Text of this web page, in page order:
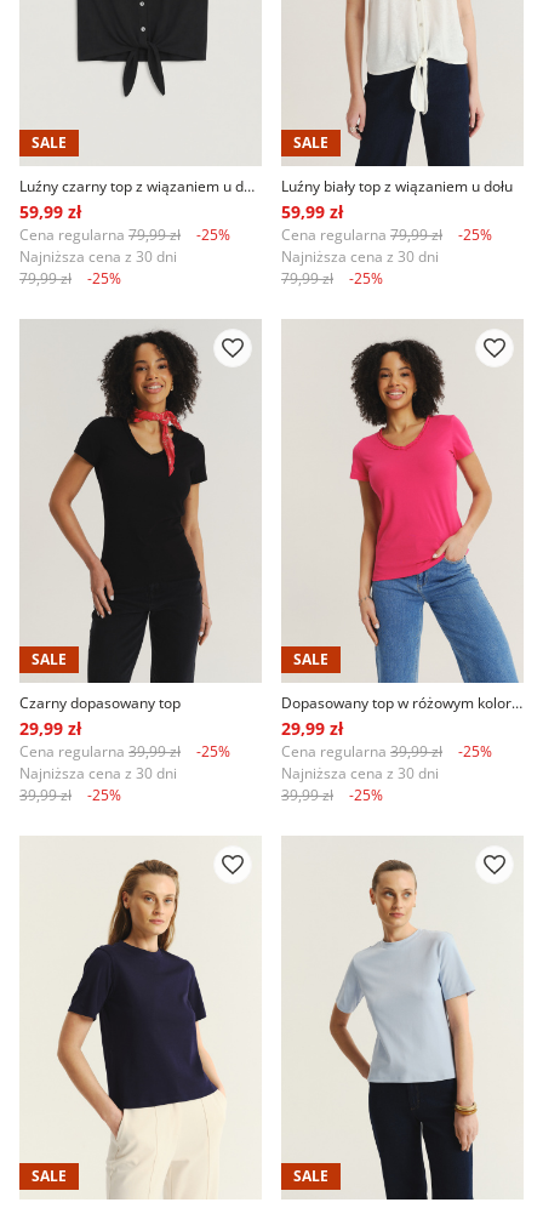
SALE
Luźny czarny top z wiązaniem u dołu
59,99 zł
Cena regularna 79,99 zł
-25%
Najniższa cena z 30 dni
79,99 zł
-25%
SALE
Luźny biały top z wiązaniem u dołu
59,99 zł
Cena regularna 79,99 zł
-25%
Najniższa cena z 30 dni
79,99 zł
-25%
SALE
Czarny dopasowany top
29,99 zł
Cena regularna 39,99 zł
-25%
Najniższa cena z 30 dni
39,99 zł
-25%
SALE
Dopasowany top w różowym kolorze
29,99 zł
Cena regularna 39,99 zł
-25%
Najniższa cena z 30 dni
39,99 zł
-25%
SALE SALE